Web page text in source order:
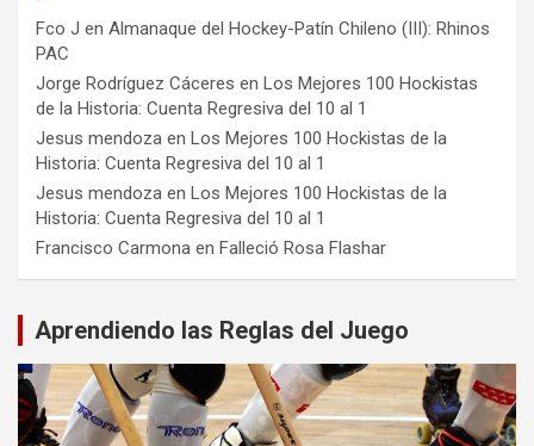
Fco J en Almanaque del Hockey-Patín Chileno (III): Rhinos
PAC
Jorge Rodríguez Cáceres en Los Mejores 100 Hockistas
de la Historia: Cuenta Regresiva del 10 al 1
Jesus mendoza en Los Mejores 100 Hockistas de la
Historia: Cuenta Regresiva del 10 al 1
Jesus mendoza en Los Mejores 100 Hockistas de la
Historia: Cuenta Regresiva del 10 al 1
Francisco Carmona en Falleció Rosa Flashar
Aprendiendo las Reglas del Juego